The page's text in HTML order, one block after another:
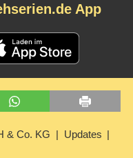
App
& Co. KG Updates